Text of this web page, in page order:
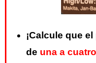
¡Calcule que
de una a